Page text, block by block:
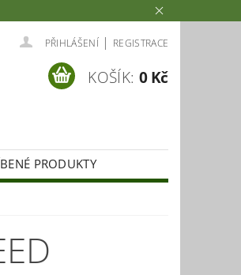
PŘIHLÁŠENÍ | REGISTRACE
KOŠÍK: 0 Kč
PRODUKTY